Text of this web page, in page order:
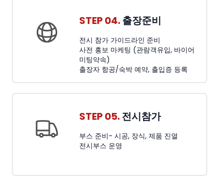
STEP 04.출장준비
전시 참가 가이드라인 준비
사전 홍보 마케팅 (관람객유입, 바이어
미팅약속)
출장자 항공/숙박 예약, 출입증 등록
STEP 05.전시참가
부스 준비- 시공, 장식, 제품 진열
전시부스 운영